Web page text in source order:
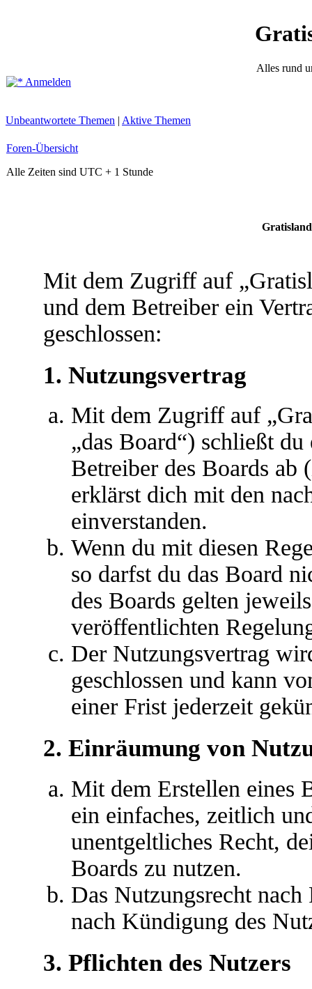
Alles rund
Anmelden
Unbeantwortete Themen | Aktive Themen
Foren-Übersicht
Alle Zeiten sind UTC + 1 Stunde
Mit dem Zugriff auf
und dem Betreiber ein
geschlossen:
1. Nutzungsvertrag
Mit dem Zugriff auf
„das Board“) schließt
Betreiber des Boards ab
erklärst dich mit den
einverstanden.
Wenn du mit diesen
so darfst du das Board
des Boards gelten
veröffentlichten
Der Nutzungsvertrag
geschlossen und kann
einer Frist jederzeit
2. Einräumung von
Mit dem Erstellen eines
ein einfaches, zeitlich
unentgeltliches Recht,
Boards zu nutzen.
Das Nutzungsrecht
nach Kündigung des
3. Pflichten des Nutzers